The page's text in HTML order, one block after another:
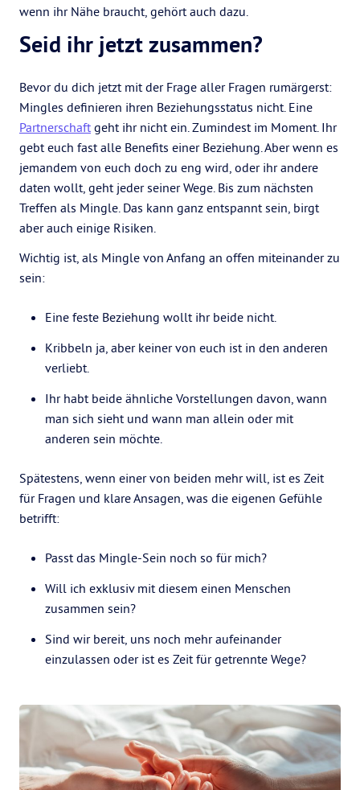
wenn ihr Nähe braucht, gehört auch dazu.
Seid ihr jetzt zusammen?
Bevor du dich jetzt mit der Frage aller Fragen rumärgerst:
Mingles definieren ihren Beziehungsstatus nicht. Eine
Partnerschaft geht ihr nicht ein. Zumindest im Moment. Ihr
gebt euch fast alle Benefits einer Beziehung. Aber wenn es
jemandem von euch doch zu eng wird, oder ihr andere
daten wollt, geht jeder seiner Wege. Bis zum nächsten
Treffen als Mingle. Das kann ganz entspannt sein, birgt
aber auch einige Risiken.
Wichtig ist, als Mingle von Anfang an offen miteinander zu
sein:
Eine feste Beziehung wollt ihr beide nicht.
Kribbeln ja, aber keiner von euch ist in den anderen
verliebt.
Ihr habt beide ähnliche Vorstellungen davon, wann
man sich sieht und wann man allein oder mit
anderen sein möchte.
Spätestens, wenn einer von beiden mehr will, ist es Zeit
für Fragen und klare Ansagen, was die eigenen Gefühle
betrifft:
Passt das Mingle-Sein noch so für mich?
Will ich exklusiv mit diesem einen Menschen
zusammen sein?
Sind wir bereit, uns noch mehr aufeinander
einzulassen oder ist es Zeit für getrennte Wege?